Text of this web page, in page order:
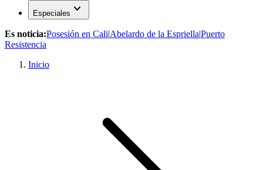
Especiales expand_more
Es noticia:Posesión en Cali|Abelardo de la Espriella|Puerto
Resistencia
Inicio